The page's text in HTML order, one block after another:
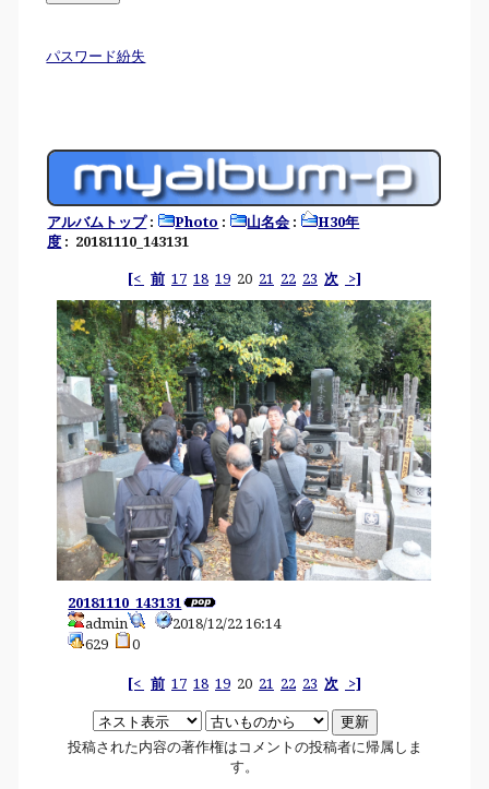
パスワード紛失
アルバムトップ: Photo : 山名会 :
H30年
度 : 20181110_143131
[< 前 17 18 19 20 21 22 23 次 >]
20181110_143131
admin
2018/12/22 16:14
629
0
[< 前 17 18 19 20 21 22 23 次 >]
投稿された内容の著作権はコメントの投稿者に帰属しま
す。